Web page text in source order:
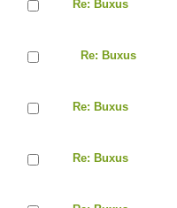
Re: Buxus
Re: Buxus
Re: Buxus
Re: Buxus